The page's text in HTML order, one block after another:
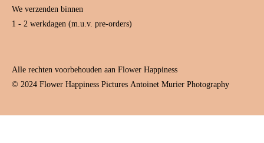
We verzenden binnen
1 - 2 werkdagen (m.u.v. pre-orders)
Alle rechten voorbehouden aan Flower Happiness
© 2024 Flower Happiness Pictures Antoinet Murier Photography